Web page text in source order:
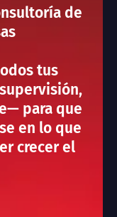
de
tus
para que
en lo que
crecer el